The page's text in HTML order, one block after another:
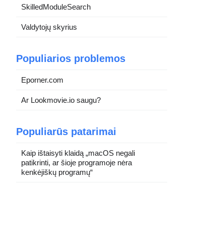
SkilledModuleSearch
Valdytojų skyrius
Populiarios problemos
Eporner.com
Ar Lookmovie.io saugu?
Populiarūs patarimai
Kaip ištaisyti klaidą „macOS negali
patikrinti, ar šioje programoje nėra
kenkėjiškų programų“